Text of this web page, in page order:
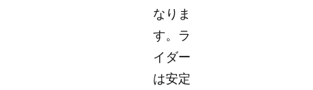
なりま
す。ラ
イダー
は安定